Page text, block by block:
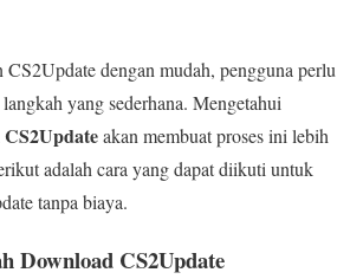
dengan mudah, pengguna perlu
yang sederhana. Mengetahui
akan membuat proses ini lebih
adalah cara yang dapat diikuti untuk
tanpa biaya.
Download CS2Update